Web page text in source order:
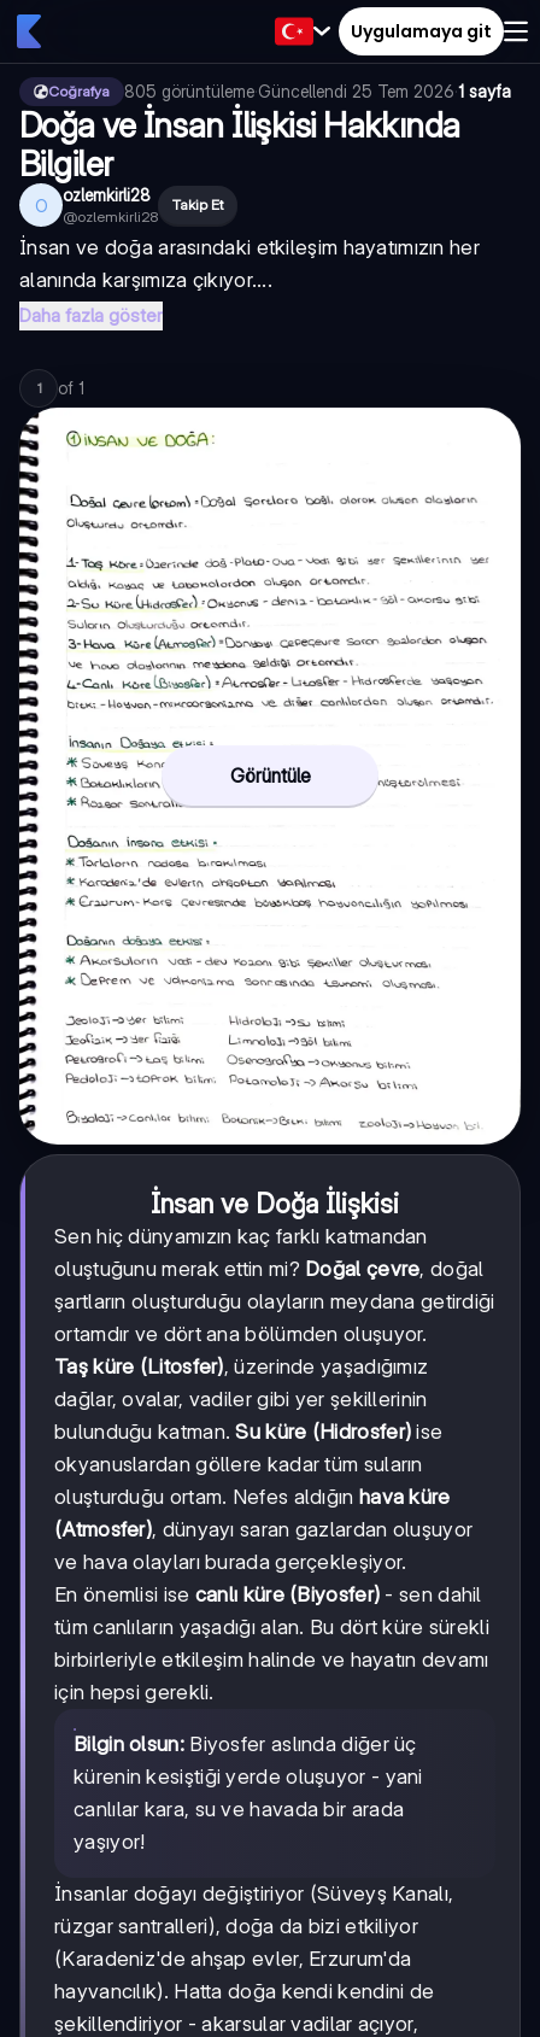
Uygulamaya git
Coğrafya 805 görüntüleme·Güncellendi 25 Tem 2026·1 sayfa
Doğa ve İnsan İlişkisi Hakkında
Bilgiler
O ozlemkirli28
@ozlemkirli28
Takip Et
İnsan ve doğa arasındaki etkileşim hayatımızın her
alanında karşımıza çıkıyor....
Daha fazla göster
1 of 1
Görüntüle
İnsan ve Doğa İlişkisi
Sen hiç dünyamızın kaç farklı katmandan
oluştuğunu merak ettin mi? Doğal çevre, doğal
şartların oluşturduğu olayların meydana getirdiği
ortamdır ve dört ana bölümden oluşuyor.
Taş küre (Litosfer), üzerinde yaşadığımız
dağlar, ovalar, vadiler gibi yer şekillerinin
bulunduğu katman.Su küre (Hidrosfer) ise
okyanuslardan göllere kadar tüm suların
oluşturduğu ortam. Nefes aldığın hava küre
(Atmosfer), dünyayı saran gazlardan oluşuyor
ve hava olayları burada gerçekleşiyor.
En önemlisi ise canlı küre (Biyosfer) - sen dahil
tüm canlıların yaşadığı alan. Bu dört küre sürekli
birbirleriyle etkileşim halinde ve hayatın devamı
için hepsi gerekli.
Bilgin olsun:Biyosfer aslında diğer üç
kürenin kesiştiği yerde oluşuyor - yani
canlılar kara, su ve havada bir arada
yaşıyor!
İnsanlar doğayı değiştiriyor (Süveyş Kanalı,
rüzgar santralleri), doğa da bizi etkiliyor
(Karadeniz'de ahşap evler, Erzurum'da
hayvancılık). Hatta doğa kendi kendini de
şekillendiriyor - akarsular vadilar açıyor,